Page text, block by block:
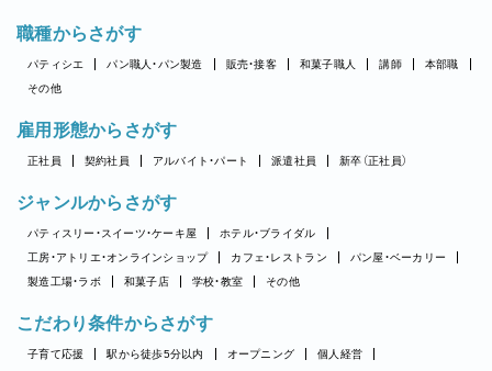
職種からさがす
パティシエ パン職人・パン製造 販売・接客 和菓子職人 講師
本部職
その他
雇用形態からさがす
正社員 契約社員 アルバイト・パート 派遣社員 新卒（正社員）
ジャンルからさがす
パティスリー・スイーツ・ケーキ屋
ホテル・ブライダル
工房・アトリエ・オンラインショップ
カフェ・レストラン
パン屋・ベーカリー
製造工場・ラボ
和菓子店 学校・教室 その他
こだわり条件からさがす
子育て応援 駅から徒歩5分以内 オープニング
個人経営